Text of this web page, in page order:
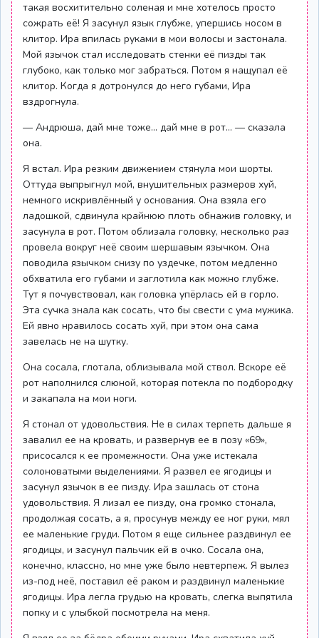
такая восхитительно соленая и мне хотелось просто
сожрать её! Я засунул язык глубже, упершись носом в
клитор. Ира впилась руками в мои волосы и застонала.
Мой язычок стал исследовать стенки её пизды так
глубоко, как только мог забраться. Потом я нащупал её
клитор. Когда я дотронулся до него губами, Ира
вздрогнула.
— Андрюша, дай мне тоже… дай мне в рот… — сказала
она.
Я встал. Ира резким движением стянула мои шорты.
Оттуда выпрыгнул мой, внушительных размеров хуй,
немного искривлённый у основания. Она взяла его
ладошкой, сдвинула крайнюю плоть обнажив головку, и
засунула в рот. Потом облизала головку, несколько раз
провела вокруг неё своим шершавым язычком. Она
поводила язычком снизу по уздечке, потом медленно
обхватила его губами и заглотила как можно глубже.
Тут я почувствовал, как головка упёрлась ей в горло.
Эта сучка знала как сосать, что бы свести с ума мужика.
Ей явно нравилось сосать хуй, при этом она сама
завелась не на шутку.
Она сосала, глотала, облизывала мой ствол. Вскоре её
рот наполнился слюной, которая потекла по подбородку
и закапала на мои ноги.
Я стонал от удовольствия. Не в силах терпеть дальше я
завалил ее на кровать, и развернув ее в позу «69»,
присосался к ее промежности. Она уже истекала
солоноватыми выделениями. Я развел ее ягодицы и
засунул язычок в ее пизду. Ира зашлась от стона
удовольствия. Я лизал ее пизду, она громко стонала,
продолжая сосать, а я, просунув между ее ног руки, мял
ее маленькие груди. Потом я еще сильнее раздвинул ее
ягодицы, и засунул пальчик ей в очко. Сосала она,
конечно, классно, но мне уже было невтерпеж. Я вылез
из-под неё, поставил её раком и раздвинул маленькие
ягодицы. Ира легла грудью на кровать, слегка выпятила
попку и с улыбкой посмотрела на меня.